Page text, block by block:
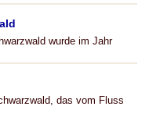
wurde im Jahr
das vom Fluss